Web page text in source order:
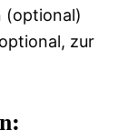
(optional)
zur